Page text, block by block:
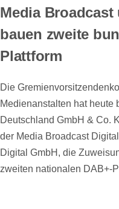
Media
bauen zweite
Plattform
Die
Medienanstalten hat heute
Deutschland GmbH & Co.
der Media Broadcast
Digital GmbH, die
zweiten nationalen DAB+-